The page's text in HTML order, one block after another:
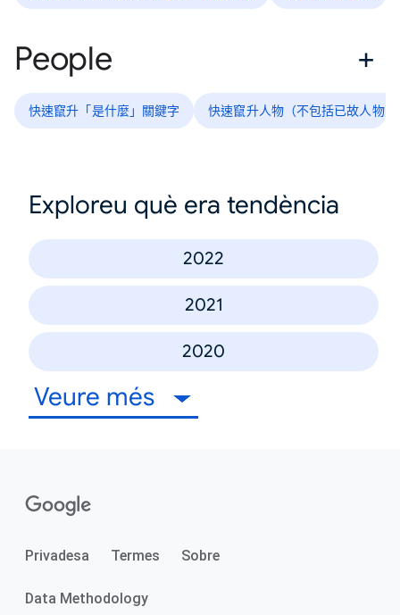
People
快速竄升「是什麼」關鍵字 快速竄升人物（不包括已故人物）
Exploreu què era tendència
2022
2021
2020
Veure més
Privadesa Termes Sobre
Data Methodology